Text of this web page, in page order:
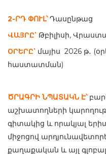
2-ՐԴ ՓՈՒԼ՝ Դասընթաց
ՎԱՅՐԸ՝ Թբիլիսի,
ՕՐԵՐԸ՝ մայիս 2026 թ․
հաստատման)
ԾՐԱԳՐԻ ՆՊԱՏԱԿՆ Է՝
աշխատողների
գիտակից և որակյալ
միջոցով
քաղաքական և այլ